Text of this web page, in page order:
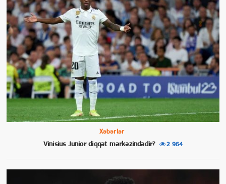
Xəbərlər
Vinisius Junior diqqət mərkəzindədir? 2 964